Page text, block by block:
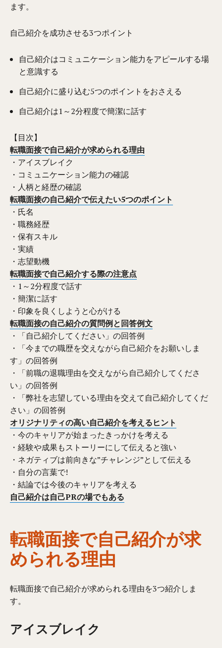
ます。
自己紹介を成功させる3つポイント
自己紹介はコミュニケーション能力をアピールする場
と意識する
自己紹介に盛り込む5つのポイントをおさえる
自己紹介は1～2分程度で簡潔に話す
【目次】
転職面接で自己紹介が求められる理由
・アイスブレイク
・コミュニケーション能力の確認
・人柄と経歴の確認
転職面接の自己紹介で伝えたい5つのポイント
・氏名
・職務経歴
・保有スキル
・実績
・志望動機
転職面接で自己紹介する際の注意点
・1～2分程度で話す
・簡潔に話す
・印象を良くしようと心がける
転職面接の自己紹介の質問例と回答例文
・「自己紹介してください」の回答例
・「今までの職歴を交えながら自己紹介をお願いしま
す」の回答例
・「前職の退職理由を交えながら自己紹介してくださ
い」の回答例
・「弊社を志望している理由を交えて自己紹介してくだ
さい」の回答例
オリジナリティの高い自己紹介を考えるヒント
・今のキャリアが始まったきっかけを考える
・経験や成果もストーリーにして伝えると強い
・ネガティブは前向きな”チャレンジ”として伝える
・自分の言葉で!
・結論では今後のキャリアを考える
自己紹介は自己PRの場でもある
転職面接で自己紹介が求
められる理由
転職面接で自己紹介が求められる理由を3つ紹介しま
す。
アイスブレイク